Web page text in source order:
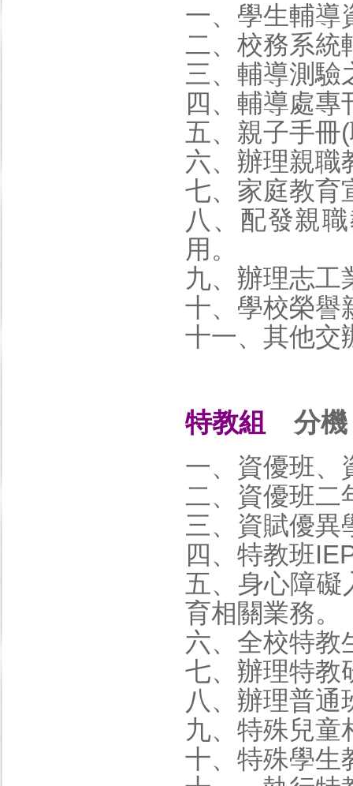
一、學生輔導
二、校務系統
三、輔導測驗
四、輔導處專
五、親子手冊
六、辦理親職
七、家庭教育
八、配發親
用。
九、辦理志工
十、學校榮譽
十一、其他交
特教組 分機
一、資優班、
二、資優班二
三、資賦優異
四、特教班
五、身心障礙
育相關業務。
六、全校特教
七、辦理特教
八、辦理普通
九、特殊兒童
十、特殊學生